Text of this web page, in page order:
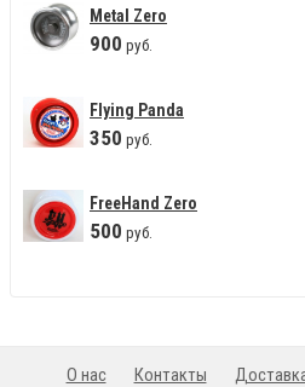
Metal Zero
900 руб.
Flying Panda
350 руб.
FreeHand Zero
500 руб.
О нас Контакты